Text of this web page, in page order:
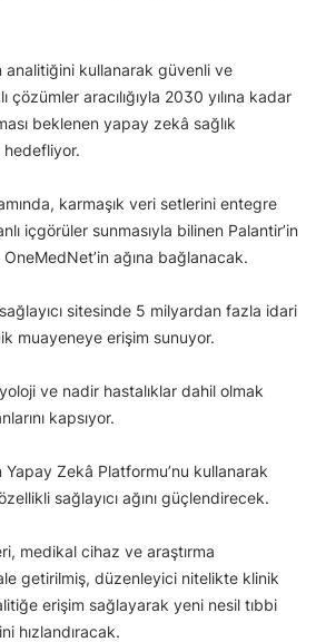
analitiğini kullanarak güvenli ve
aracılığıyla 2030 yılına kadar
beklenen yapay zekâ sağlık
hedefliyor.
karmaşık veri setlerini entegre
içgörüler sunmasıyla bilinen Palantir’in
ağına bağlanacak.
sitesinde 5 milyardan fazla idari
muayeneye erişim sunuyor.
ve nadir hastalıklar dahil olmak
kapsıyor.
Yapay Zekâ Platformu’nu kullanarak
sağlayıcı ağını güçlendirecek.
medikal cihaz ve araştırma
getirilmiş, düzenleyici nitelikte klinik
erişim sağlayarak yeni nesil tıbbi
hızlandıracak.